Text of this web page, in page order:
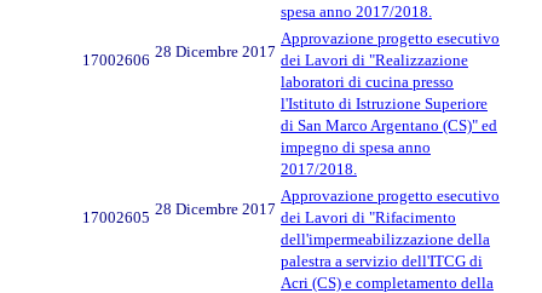
spesa anno 2017/2018.
17002606 28 Dicembre 2017
Approvazione progetto esecutivo
dei Lavori di "Realizzazione
laboratori di cucina presso
l'Istituto di Istruzione Superiore
di San Marco Argentano (CS)" ed
impegno di spesa anno
2017/2018.
17002605 28 Dicembre 2017
Approvazione progetto esecutivo
dei Lavori di "Rifacimento
dell'impermeabilizzazione della
palestra a servizio dell'ITCG di
Acri (CS) e completamento della